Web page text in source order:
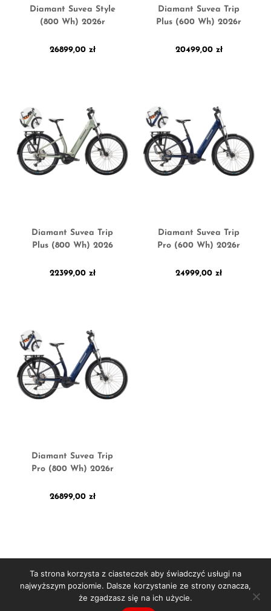
Diamant Suvea Style
(800 Wh) 2026r
26899,00 zł
Diamant Suvea Trip
Plus (600 Wh) 2026r
20499,00 zł
Diamant Suvea Trip
Plus (800 Wh) 2026
22399,00 zł
Diamant Suvea Trip
Pro (600 Wh) 2026r
24999,00 zł
Diamant Suvea Trip
Pro (800 Wh) 2026r
26899,00 zł
Copyright © 2026WORBIKE- sklep rowerowy | Projekt
Ta strona korzysta z ciasteczek aby świadczyć usługi na
najwyższym poziomie. Dalsze korzystanie ze strony oznacza,
że zgadzasz się na ich użycie.